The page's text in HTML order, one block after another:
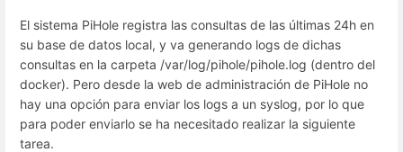
El sistema PiHole registra las consultas de las últimas 24h en
su base de datos local, y va generando logs de dichas
consultas en la carpeta /var/log/pihole/pihole.log (dentro del
docker). Pero desde la web de administración de PiHole no
hay una opción para enviar los logs a un syslog, por lo que
para poder enviarlo se ha necesitado realizar la siguiente
tarea.